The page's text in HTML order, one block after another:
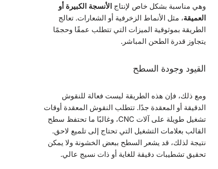
وهي مناسبة بشكل خاص لإنتاج الأنسجة الكبيرة أو
العميقة، مثل الأنماط الزخرفية أو الشعارات. تعالج
الطريقة بموثوقية الميزات التي تتطلب عمقًا وحجمًا
يتجاوز قدرة الطحن المباشر.
القيود وجودة السطح
ومع ذلك، فإن هذه الطريقة ليست فعالة للنقوش
الدقيقة أو المعقدة جدًا. تتطلب النقوش المعقدة أوقات
تشغيل طويلة على آلات CNC، وغالبًا ما تحتفظ سطح
القالب بعلامات التشغيل التي تحتاج إلى تلميع لاحق.
نتيجة لذلك، قد يشعر السطح ببعض الخشونة ولا يمكن
تحقيق تشطيبات دقيقة للغاية أو ذات نسيج عالي.